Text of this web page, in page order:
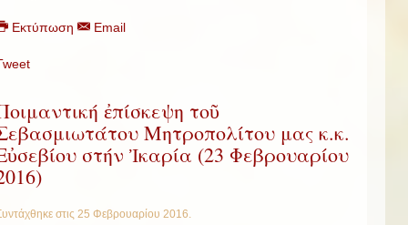
Εκτύπωση Email
ἐπίσκεψη τοῦ
Μητροπολίτου μας κ.κ.
στήν Ἰκαρία (23 Φεβρουαρίου
στις 25 Φεβρουαρίου 2016